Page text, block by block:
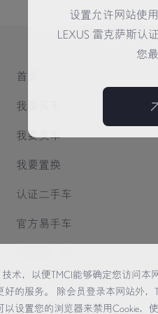
术，以便TMCI能够确定您访问本
好的服务。 除会员登录本网站外
设置您的浏览器来禁用Cookie，
设置允许网站使
LEXUS 雷克萨斯认
您
首页
我要买车
我要卖车
我要置换
认证二手车
官方易手车